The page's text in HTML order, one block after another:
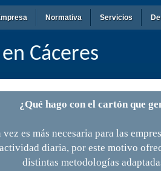
Normativa Servicios
Cáceres
¿Qué hago con el cartón que
es más necesaria para las
diaria, por este motivo
distintas metodologías